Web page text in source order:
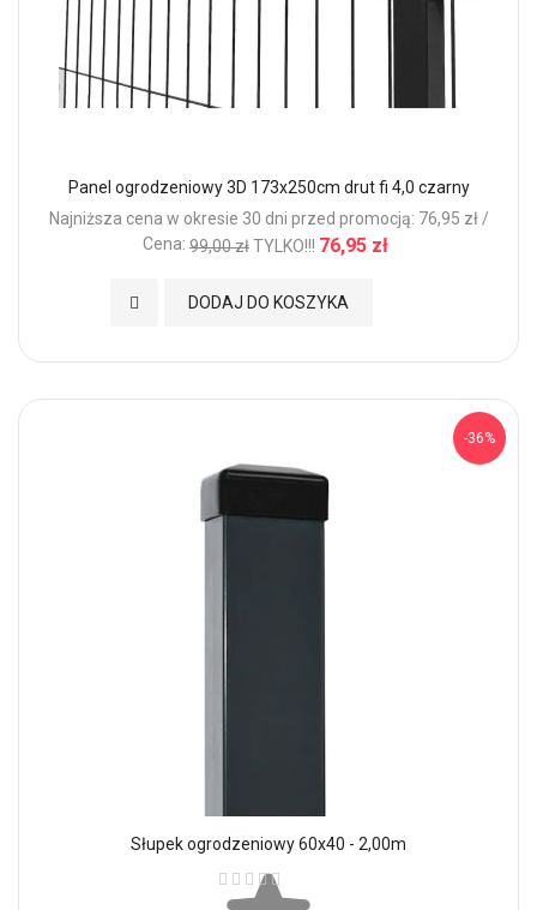
Panel ogrodzeniowy 3D 173x250cm drut fi 4,0 czarny
Najniższa cena w okresie 30 dni przed promocją: 76,95 zł /
Cena: 99,00 złTYLKO!!! 76,95 zł
DODAJ DO KOSZYKA
Dodaj do Ulubionych
-36%
Słupek ogrodzeniowy 60x40 - 2,00m
Ocena: